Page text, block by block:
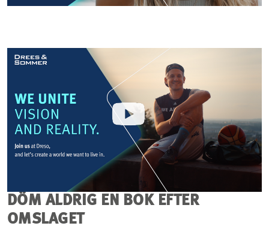
DÖM ALDRIG EN BOK EFTER
OMSLAGET